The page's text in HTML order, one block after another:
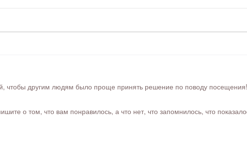
чтобы другим людям было проще принять решение по поводу посещения!
о том, что вам понравилось, а что нет, что запомнилось, что